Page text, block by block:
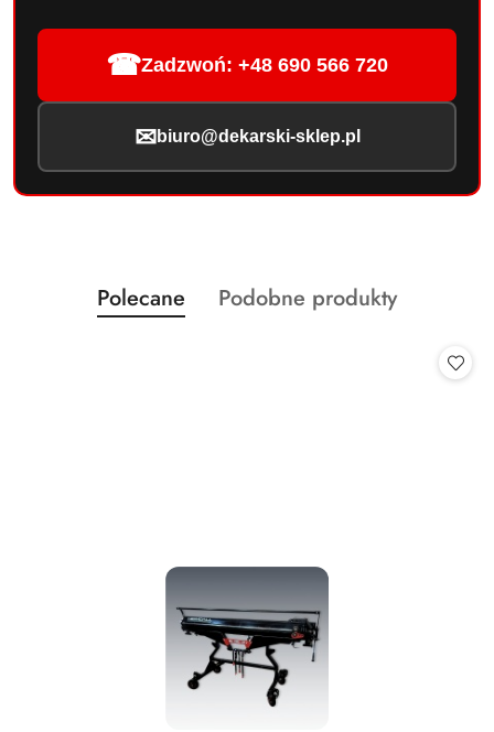
☎Zadzwoń: +48 690 566 720
✉ biuro@dekarski-sklep.pl
Pomiń karuzelę produktów
Produkty
o
Polecane
Produkty
Podobne produkty